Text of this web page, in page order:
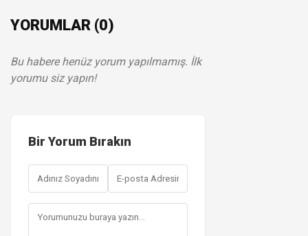
YORUMLAR (0)
Bu habere henüz yorum yapılmamış. İlk
yorumu siz yapın!
Bir Yorum Bırakın